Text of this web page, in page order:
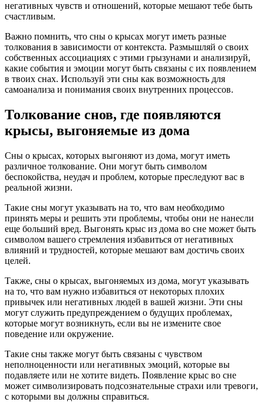
негативных чувств и отношений, которые мешают тебе быть
счастливым.
Важно помнить, что сны о крысах могут иметь разные
толкования в зависимости от контекста. Размышляй о своих
собственных ассоциациях с этими грызунами и анализируй,
какие события и эмоции могут быть связаны с их появлением
в твоих снах. Используй эти сны как возможность для
самоанализа и понимания своих внутренних процессов.
Толкование снов, где появляются
крысы, выгоняемые из дома
Сны о крысах, которых выгоняют из дома, могут иметь
различное толкование. Они могут быть символом
беспокойства, неудач и проблем, которые преследуют вас в
реальной жизни.
Такие сны могут указывать на то, что вам необходимо
принять меры и решить эти проблемы, чтобы они не нанесли
еще больший вред. Выгонять крыс из дома во сне может быть
символом вашего стремления избавиться от негативных
влияний и трудностей, которые мешают вам достичь своих
целей.
Также, сны о крысах, выгоняемых из дома, могут указывать
на то, что вам нужно избавиться от некоторых плохих
привычек или негативных людей в вашей жизни. Эти сны
могут служить предупреждением о будущих проблемах,
которые могут возникнуть, если вы не измените свое
поведение или окружение.
Такие сны также могут быть связаны с чувством
неполноценности или негативных эмоций, которые вы
подавляете или не хотите видеть. Появление крыс во сне
может символизировать подсознательные страхи или тревоги,
с которыми вы должны справиться.